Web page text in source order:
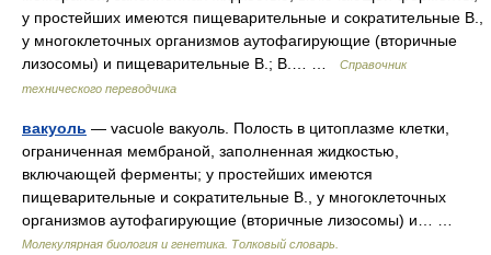
у простейших имеются пищеварительные и сократительные В.,
у многоклеточных организмов аутофагирующие (вторичные
лизосомы) и пищеварительные В.; В.… …
Справочник
технического переводчика
вакуоль — vacuole вакуоль. Полость в цитоплазме клетки,
ограниченная мембраной, заполненная жидкостью,
включающей ферменты; у простейших имеются
пищеварительные и сократительные В., у многоклеточных
организмов аутофагирующие (вторичные лизосомы) и… …
Молекулярная биология и генетика. Толковый словарь.